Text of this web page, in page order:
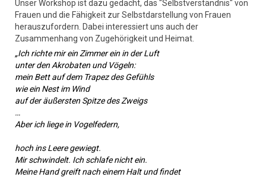
Unser Workshop ist dazu gedacht, das "Selbstverständnis" von
Frauen und die Fähigkeit zur Selbstdarstellung von Frauen
herauszufordern. Dabei interessiert uns auch der
Zusammenhang von Zugehörigkeit und Heimat.
„Ich richte mir ein Zimmer ein in der Luft
unter den Akrobaten und Vögeln:
mein Bett auf dem Trapez des Gefühls
wie ein Nest im Wind
auf der äußersten Spitze des Zweigs
…
Aber ich liege in Vogelfedern,
hoch ins Leere gewiegt.
Mir schwindelt. Ich schlafe nicht ein.
Meine Hand greift nach einem Halt und findet